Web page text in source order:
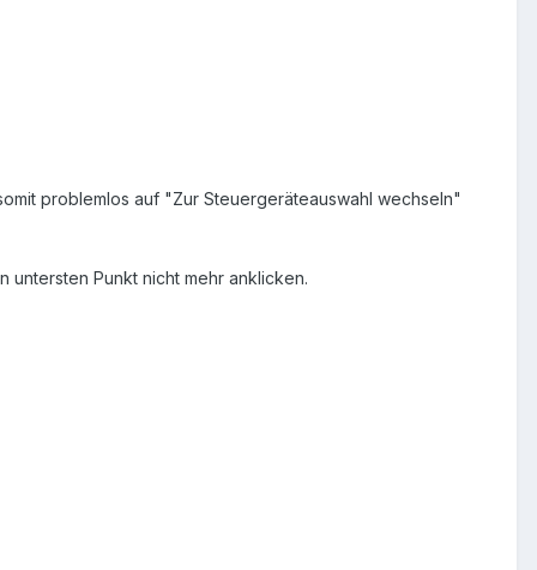
problemlos auf "Zur Steuergeräteauswahl wechseln"
Punkt nicht mehr anklicken.